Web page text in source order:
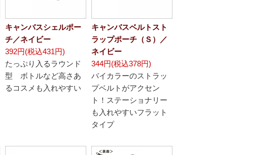
キャンバスシェルポー
チ／ネイビー
392円(税込431円)
たっぷり入るラウンド
型 ボトルなど高さあ
るコスメも入れやすい
キャンバスベルトスト
ラップポーチ（Ｓ）／
ネイビー
344円(税込378円)
バイカラーのストラッ
プベルトがアクセン
ト！ステーショナリー
も入れやすいフラット
タイプ